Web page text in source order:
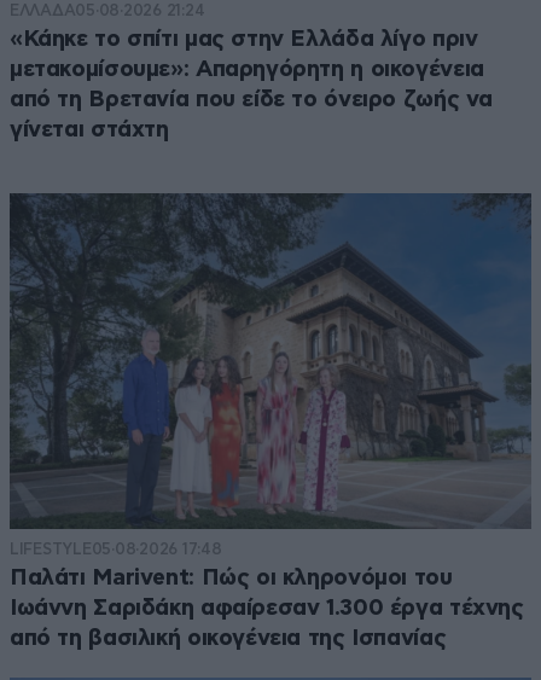
ΕΛΛΑΔΑ05·08·2026 21:24
«Κάηκε το σπίτι μας στην Ελλάδα λίγο πριν
μετακομίσουμε»: Απαρηγόρητη η οικογένεια
από τη Βρετανία που είδε το όνειρο ζωής να
γίνεται στάχτη
LIFESTYLE05·08·2026 17:48
Παλάτι Marivent: Πώς οι κληρονόμοι του
Ιωάννη Σαριδάκη αφαίρεσαν 1.300 έργα τέχνης
από τη βασιλική οικογένεια της Ισπανίας